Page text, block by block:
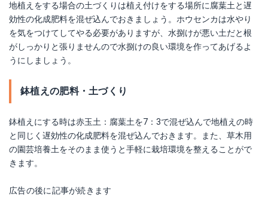
地植えをする場合の土づくりは植え付けをする場所に腐葉土と遅
効性の化成肥料を混ぜ込んでおきましょう。ホウセンカは水やり
を気をつけてしてやる必要がありますが、水捌けが悪い土だと根
がしっかりと張りませんので水捌けの良い環境を作ってあげるよ
うにしましょう。
鉢植えの肥料・土づくり
鉢植えにする時は赤玉土：腐葉土を7：3で混ぜ込んで地植えの時
と同じく遅効性の化成肥料を混ぜ込んでおきます。また、草木用
の園芸培養土をそのまま使うと手軽に栽培環境を整えることがで
きます。
広告の後に記事が続きます